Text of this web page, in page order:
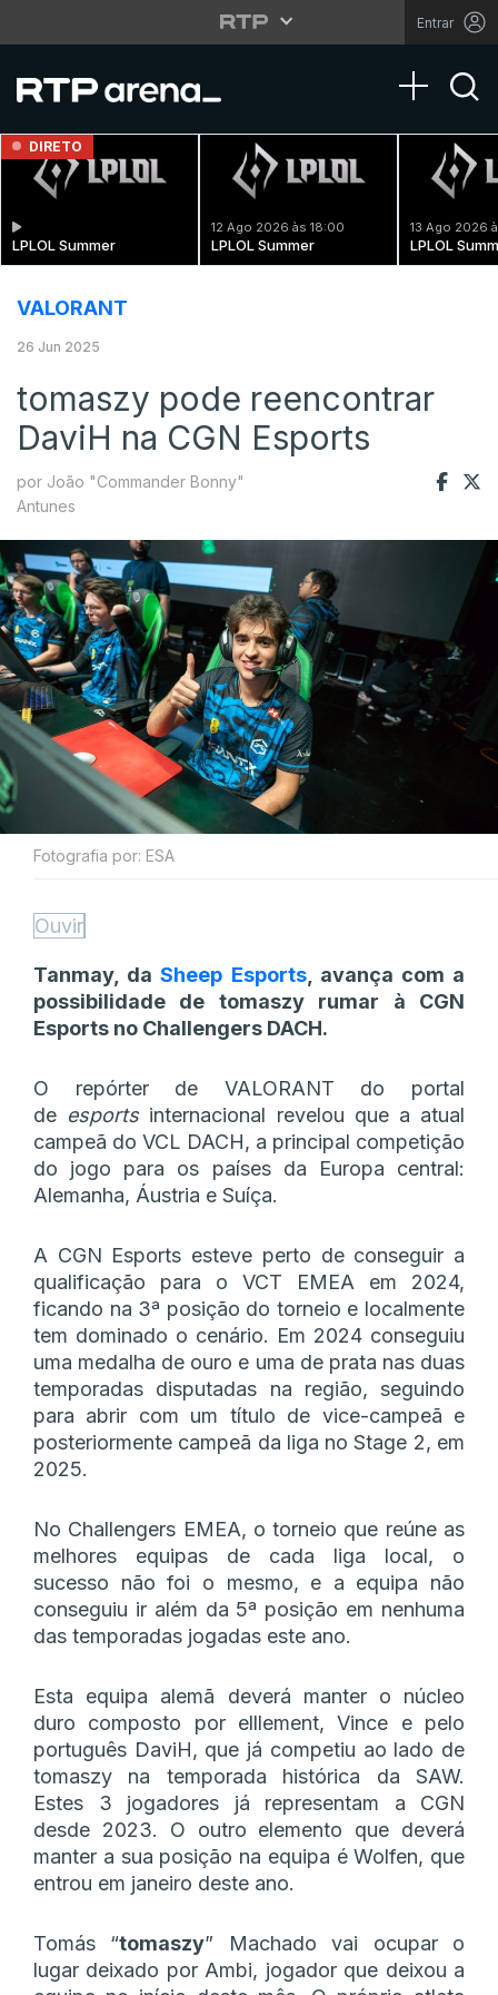
Entrar
Toggle
DIRETO
LPLOL Summer
12 Ago 2026 às 18:00
LPLOL Summer
13 Ago 2026
LPLOL
VALORANT
26 Jun 2025
tomaszy pode reencontrar
DaviH na CGN Esports
por João "Commander Bonny"
Antunes
Fotografia por: ESA
Ouvir
Tanmay, daSheep Esports, avança com a
possibilidade de tomaszy rumar à CGN
Esports no Challengers DACH.
O repórter de VALORANT do portal
de esportsinternacional revelou que a atual
campeã do VCL DACH, a principal competição
do jogo para os países da Europa central:
Alemanha, Áustria e Suíça.
A CGN Esports esteve perto de conseguir a
qualificação para o VCT EMEA em 2024,
ficando na 3ª posição do torneio e localmente
tem dominado o cenário. Em 2024 conseguiu
uma medalha de ouro e uma de prata nas duas
temporadas disputadas na região, seguindo
para abrir com um título de vice-campeã e
posteriormente campeã da liga no Stage 2, em
2025.
No Challengers EMEA, o torneio que reúne as
melhores equipas de cada liga local, o
sucesso não foi o mesmo, e a equipa não
conseguiu ir além da 5ª posição em nenhuma
das temporadas jogadas este ano.
Esta equipa alemã deverá manter o núcleo
duro composto por elllement, Vince e pelo
português DaviH, que já competiu ao lado de
tomaszy na temporada histórica da SAW.
Estes 3 jogadores já representam a CGN
desde 2023. O outro elemento que deverá
manter a sua posição na equipa é Wolfen, que
entrou em janeiro deste ano.
Tomás “tomaszy” Machado vai ocupar o
lugar deixado por Ambi, jogador que deixou a